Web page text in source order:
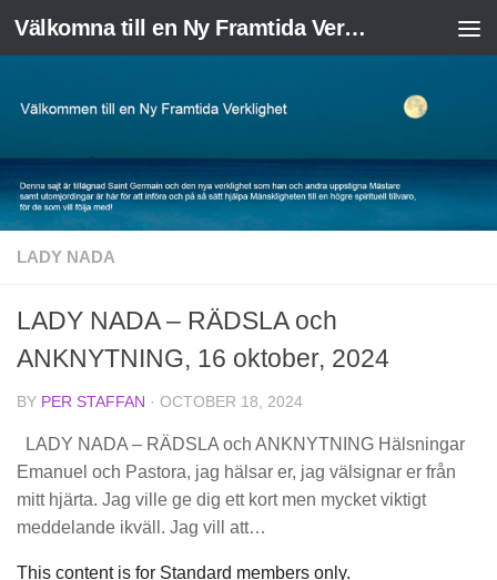
Skip to content Välkomna till en Ny Framtida Verklighet
LADY NADA
LADY NADA – RÄDSLA och
ANKNYTNING, 16 oktober, 2024
BY PER STAFFAN · OCTOBER 18, 2024
LADY NADA – RÄDSLA och ANKNYTNING Hälsningar
Emanuel och Pastora, jag hälsar er, jag välsignar er från
mitt hjärta. Jag ville ge dig ett kort men mycket viktigt
meddelande ikväll. Jag vill att…
This content is for Standard members only.